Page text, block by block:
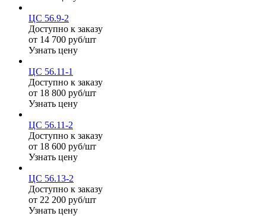
ЦС 56.9-2
Доступно к заказу
от 14 700 руб/шт
Узнать цену
ЦС 56.11-1
Доступно к заказу
от 18 800 руб/шт
Узнать цену
ЦС 56.11-2
Доступно к заказу
от 18 600 руб/шт
Узнать цену
ЦС 56.13-2
Доступно к заказу
от 22 200 руб/шт
Узнать цену